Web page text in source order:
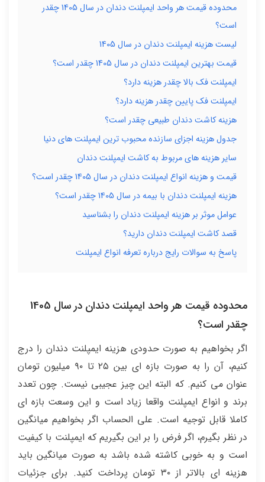
محدوده قیمت هر واحد ایمپلنت دندان در سال 1405 چقدر
است؟
لیست هزینه ایمپلنت دندان در سال 1405
قیمت بهترین ایمپلنت دندان در سال 1405 چقدر است؟
ایمپلنت فک بالا چقدر هزینه دارد؟
ایمپلنت فک پایین چقدر هزینه دارد؟
هزینه کاشت دندان طبیعی چقدر است؟
جدول هزینه اجزای سازنده محبوب ترین ایمپلنت های دنیا
سایر هزینه های مربوط به کاشت ایمپلنت دندان
قیمت و هزینه انواع ایمپلنت دندان در سال 1405 چقدر است؟
هزینه ایمپلنت دندان با بیمه در سال 1405 چقدر است؟
عوامل موثر بر هزینه ایمپلنت دندان را بشناسید
قصد کاشت ایمپلنت دندان دارید؟
پاسخ به سوالات رایج درباره تعرفه انواع ایمپلنت
محدوده قیمت هر واحد ایمپلنت دندان در سال 1405
چقدر است؟
اگر بخواهیم به صورت حدودی هزینه ایمپلنت دندان را درج
کنیم، آن را به صورت بازه ای بین ۲۵ تا ۹۰ میلیون تومان
عنوان می کنیم. که البته این چیز عجیبی نیست. چون تعدد
برند و انواع ایمپلنت واقعا زیاد است و این وسعت بازه ای
کاملا قابل توجیه است. علی الحساب اگر بخواهیم میانگین
در نظر بگیرم، اگر فرض را بر این بگیریم که ایمپلنت با کیفیت
است و به خوبی کاشته شده باشد به صورت میانگین باید
هزینه ای بالاتر از ۳۰ تومان پرداخت کنید. برای جزئیات